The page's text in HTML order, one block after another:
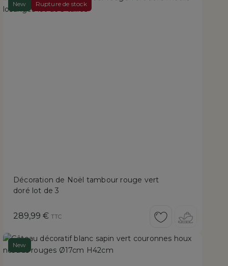
New Rupture de stock
Décoration de Noël tambour rouge vert
doré lot de 3
Prix
289,99 € TTC
New